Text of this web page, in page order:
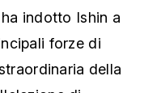
indotto Ishin a
forze di
della